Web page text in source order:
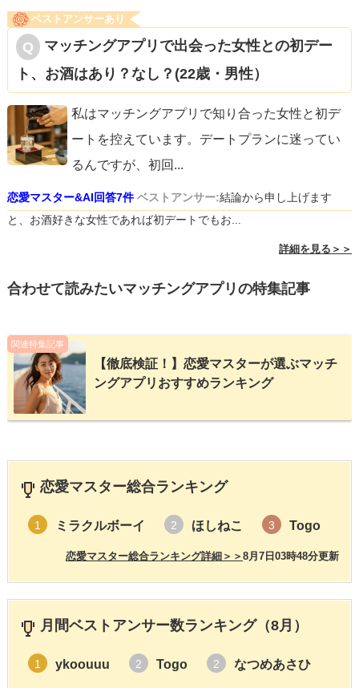
ベストアンサーあり
マッチングアプリで出会った女性との初デー
ト、お酒はあり？なし？(22歳・男性）
私はマッチングアプリで知り合った女性と初デ
ートを控えています。デートプランに迷ってい
るんですが、初回 ...
恋愛マスター&AI回答7件 ベストアンサー:結論から申し上げます
と、お酒好きな女性であれば初デートでもお...
詳細を見る＞＞
合わせて読みたいマッチングアプリの特集記事
関連特集記事
【徹底検証！】恋愛マスターが選ぶマッチ
ングアプリおすすめランキング
恋愛マスター総合ランキング
1 ミラクルボーイ 2 ほしねこ 3 Togo
8月7日03時48分更新
恋愛マスター総合ランキング詳細＞＞
月間ベストアンサー数ランキング（8月）
1 ykoouuu 2 Togo 2 なつめあさひ